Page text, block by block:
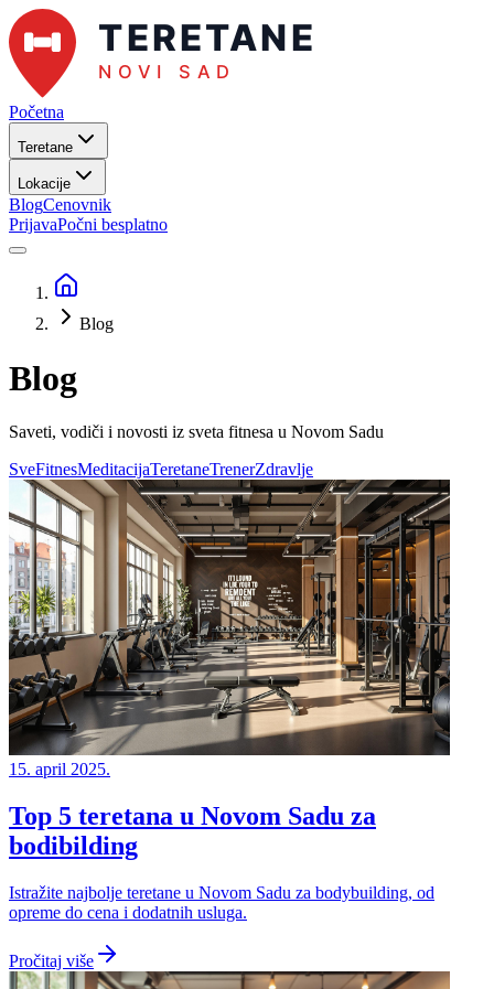
Početna
Teretane
Lokacije
BlogCenovnik
PrijavaPočni besplatno
Blog
Blog
Saveti, vodiči i novosti iz sveta fitnesa u Novom Sadu
SveFitnesMeditacijaTeretaneTrenerZdravlje
15. april 2025.
Top 5 teretana u Novom Sadu za
bodibilding
Istražite najbolje teretane u Novom Sadu za bodybuilding, od
opreme do cena i dodatnih usluga.
Pročitaj više